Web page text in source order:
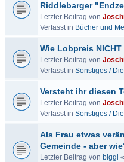
Riddlebarger
Letzter Beitrag von
Verfasst in Bücher und
Wie Lobpreis
Letzter Beitrag von
Verfasst in Sonstiges /
Versteht ihr diesen
Letzter Beitrag von
Verfasst in Sonstiges /
Als Frau etwas
Gemeinde - aber
Letzter Beitrag von biggi «